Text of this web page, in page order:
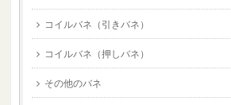
コイルバネ（引きバネ）
コイルバネ（押しバネ）
その他のバネ